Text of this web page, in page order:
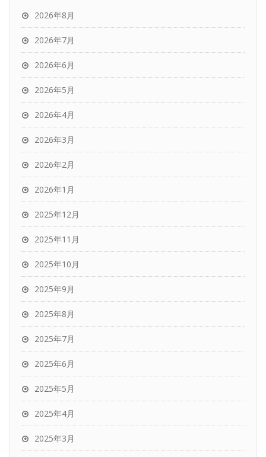
2026年8月
2026年7月
2026年6月
2026年5月
2026年4月
2026年3月
2026年2月
2026年1月
2025年12月
2025年11月
2025年10月
2025年9月
2025年8月
2025年7月
2025年6月
2025年5月
2025年4月
2025年3月